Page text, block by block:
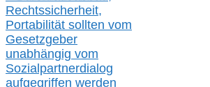
Rechtssicherheit,
Portabilität sollten vom
Gesetzgeber
unabhängig vom
Sozialpartnerdialog
aufgegriffen werden